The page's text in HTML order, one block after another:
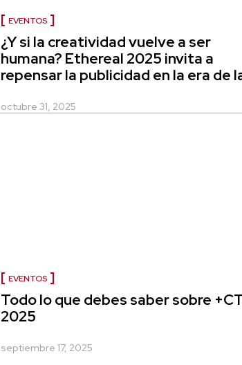
EVENTOS
¿Y si la creatividad vuelve a ser
humana? Ethereal 2025 invita a
repensar la publicidad en la era de
octubre 31, 2025
EVENTOS
Todo lo que debes saber sobre
2025
septiembre 17, 2025